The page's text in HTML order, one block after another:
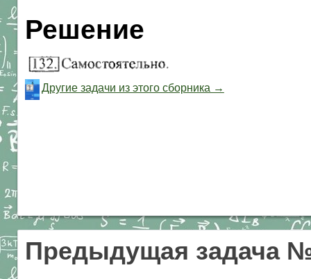
Решение
Другие задачи из этого сборника →
Предыдущая задача